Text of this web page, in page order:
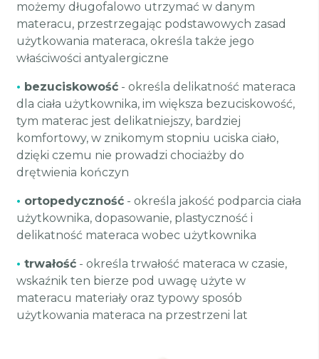
możemy długofalowo utrzymać w danym
materacu, przestrzegając podstawowych zasad
użytkowania materaca, określa także jego
właściwości antyalergiczne
• bezuciskowość - określa delikatność materaca
dla ciała użytkownika, im większa bezuciskowość,
tym materac jest delikatniejszy, bardziej
komfortowy, w znikomym stopniu uciska ciało,
dzięki czemu nie prowadzi chociażby do
drętwienia kończyn
• ortopedyczność - określa jakość podparcia ciała
użytkownika, dopasowanie, plastyczność i
delikatność materaca wobec użytkownika
• trwałość - określa trwałość materaca w czasie,
wskaźnik ten bierze pod uwagę użyte w
materacu materiały oraz typowy sposób
użytkowania materaca na przestrzeni lat